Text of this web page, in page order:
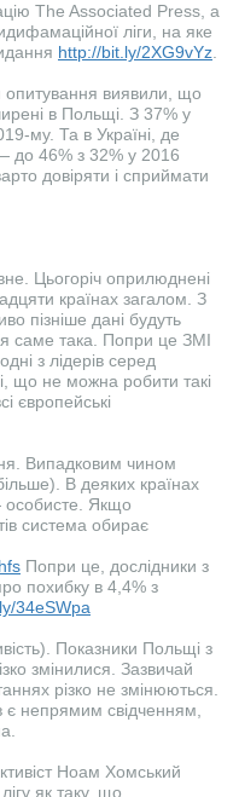
The Associated Press, а
ліги, на яке
http://bit.ly/2XG9vYz.
опитування виявили, що
в Польщі. З 37% у
му. Та в Україні, де
до 46% з 32% у 2016
довіряти і сприймати
Цьогоріч оприлюднені
країнах загалом. З
пізніше дані будуть
саме така. Попри це ЗМІ
з лідерів серед
що не можна робити такі
європейські
Випадковим чином
В деяких країнах
Якщо
система обирає
Попри це, дослідники з
похибку в 4,4% з
34eSWpa
Показники Польщі з
змінилися. Зазвичай
різко не змінюються.
є непрямим свідченням,
Ноам Хомський
як таку, що